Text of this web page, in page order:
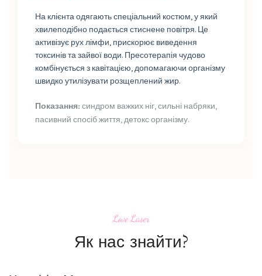
На клієнта одягають спеціальний костюм, у який
хвилеподібно подається стиснене повітря. Це
активізує рух лімфи, прискорює виведення
токсинів та зайвої води. Пресотерапія чудово
комбінується з кавітацією, допомагаючи організму
швидко утилізувати розщеплений жир.
Показання: синдром важких ніг, сильні набряки,
пасивний спосіб життя, детокс організму.
Love Laser
Як нас знайти?